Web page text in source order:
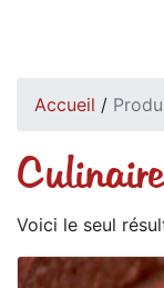
Accueil /
Culinaire
Voici le seul